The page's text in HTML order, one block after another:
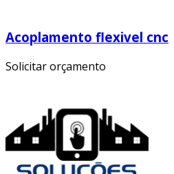
Acoplamento flexivel cnc
Solicitar orçamento